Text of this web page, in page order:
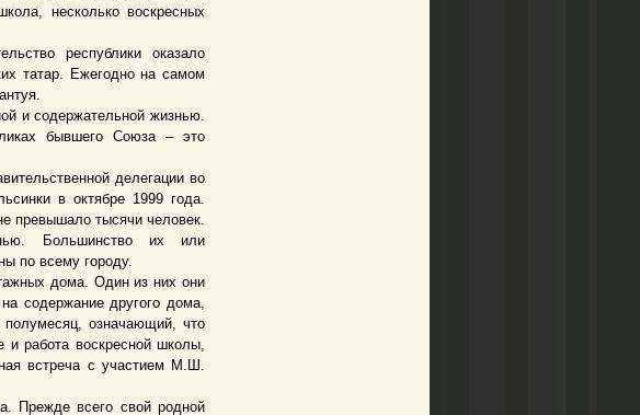
несколько воскресных
республики оказало
татар. Ежегодно на самом
и содержательной жизнью.
бывшего Союза – это
делегации во
в октябре 1999 года.
превышало тысячи человек.
Большинство их или
по всему городу.
дома. Один из них они
содержание другого дома,
означающий, что
работа воскресной школы,
встреча с участием М.Ш.
Прежде всего свой родной